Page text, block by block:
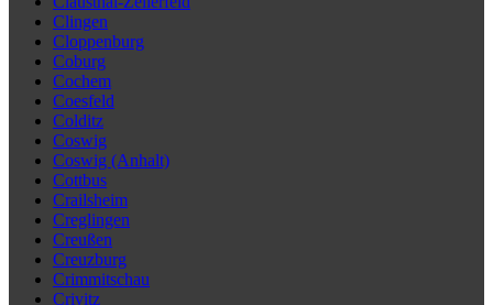
Clingen
Cloppenburg
Coburg
Cochem
Coesfeld
Colditz
Coswig
Coswig (Anhalt)
Cottbus
Crailsheim
Creglingen
Creußen
Creuzburg
Crimmitschau
Crivitz